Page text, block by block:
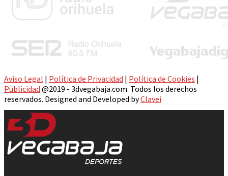
Aviso Legal | Política de Privacidad | Política de Cookies |
Publicidad @2019 - 3dvegabaja.com. Todos los derechos
reservados. Designed and Developed byClavei